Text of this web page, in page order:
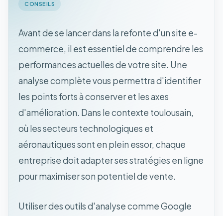
CONSEILS
Avant de se lancer dans la refonte d'un site e-
commerce, il est essentiel de comprendre les
performances actuelles de votre site. Une
analyse complète vous permettra d'identifier
les points forts à conserver et les axes
d'amélioration. Dans le contexte toulousain,
où les secteurs technologiques et
aéronautiques sont en plein essor, chaque
entreprise doit adapter ses stratégies en ligne
pour maximiser son potentiel de vente.
Utiliser des outils d'analyse comme Google